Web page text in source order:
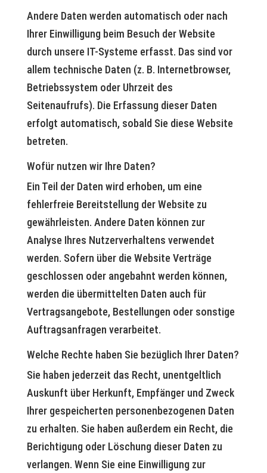
Andere Daten werden automatisch oder nach
Ihrer Einwilligung beim Besuch der Website
durch unsere IT-Systeme erfasst. Das sind vor
allem technische Daten (z. B. Internetbrowser,
Betriebssystem oder Uhrzeit des
Seitenaufrufs). Die Erfassung dieser Daten
erfolgt automatisch, sobald Sie diese Website
betreten.
Wofür nutzen wir Ihre Daten?
Ein Teil der Daten wird erhoben, um eine
fehlerfreie Bereitstellung der Website zu
gewährleisten. Andere Daten können zur
Analyse Ihres Nutzerverhaltens verwendet
werden. Sofern über die Website Verträge
geschlossen oder angebahnt werden können,
werden die übermittelten Daten auch für
Vertragsangebote, Bestellungen oder sonstige
Auftragsanfragen verarbeitet.
Welche Rechte haben Sie bezüglich Ihrer Daten?
Sie haben jederzeit das Recht, unentgeltlich
Auskunft über Herkunft, Empfänger und Zweck
Ihrer gespeicherten personenbezogenen Daten
zu erhalten. Sie haben außerdem ein Recht, die
Berichtigung oder Löschung dieser Daten zu
verlangen. Wenn Sie eine Einwilligung zur